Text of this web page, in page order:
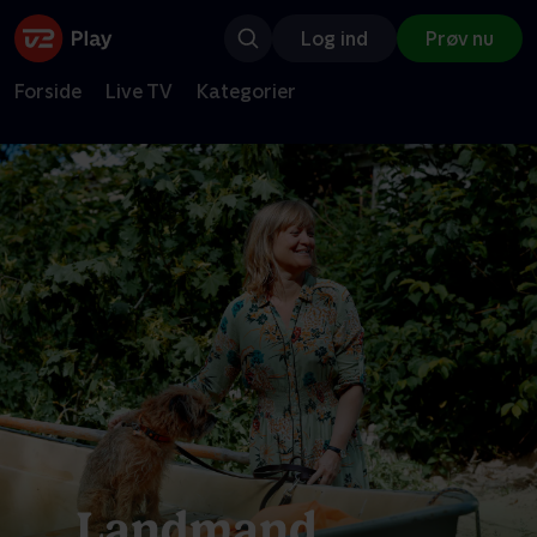
Log ind Prøv nu
Forside Live TV Kategorier